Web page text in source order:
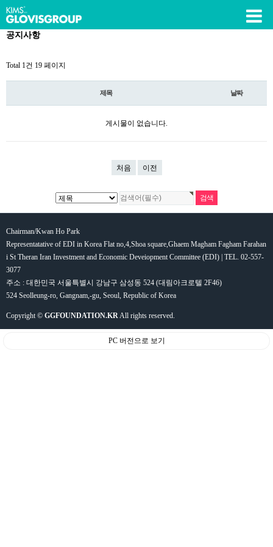
공지사항
Total 1건 19 페이지
제목 날짜
게시물이 없습니다.
처음 이전
Chairman/Kwan Ho Park
Representatative of EDI in Korea Flat no,4,Shoa square,Ghaem Magham Fagham Farahan
i St Theran Iran Investment and Economic Deveiopment Committee (EDI) | TEL. 02-557-
3077
주소 : 대한민국 서울특별시 강남구 삼성동 524 (대림아크로텔 2F46)
524 Seolleung-ro, Gangnam,-gu, Seoul, Republic of Korea
Copyright © GGFOUNDATION.KRAll rights reserved.
PC 버전으로 보기